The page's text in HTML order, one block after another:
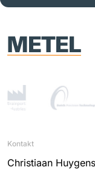
Kontakt
Christiaan